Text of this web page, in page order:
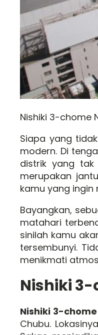
Nishiki 3-chome
Siapa yang
modern. Di
distrik yang
merupakan
kamu yang ingin
Bayangkan,
matahari
sinilah kamu
tersembunyi.
menikmati
Nishiki
Nishiki 3-chome
Chubu.